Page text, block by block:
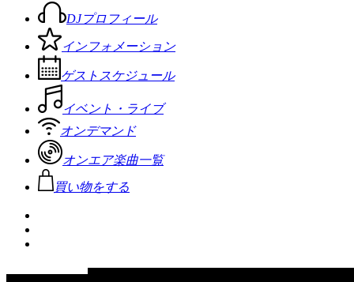
DJプロフィール
インフォメーション
ゲストスケジュール
イベント・ライブ
オンデマンド
オンエア楽曲一覧
買い物をする